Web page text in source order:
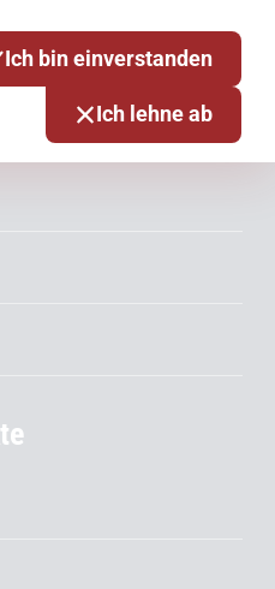
Ich bin einverstanden
Ich lehne ab